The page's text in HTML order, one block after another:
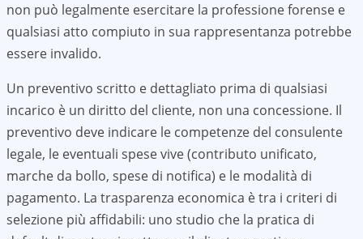
non può legalmente esercitare la professione forense e
qualsiasi atto compiuto in sua rappresentanza potrebbe
essere invalido.
Un preventivo scritto e dettagliato prima di qualsiasi
incarico è un diritto del cliente, non una concessione. Il
preventivo deve indicare le competenze del consulente
legale, le eventuali spese vive (contributo unificato,
marche da bollo, spese di notifica) e le modalità di
pagamento. La trasparenza economica è tra i criteri di
selezione più affidabili: uno studio che la pratica di